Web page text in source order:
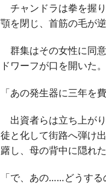
チャンドラは拳を握
顎を閉じ、首筋の毛が
群集はその女性に同
ドワーフが口を開いた。
「あの発生器に三年を
出資者らは立ち上が
徒と化して街路へ弾け
躇し、母の背中に隠れた
「で、あの……どうする